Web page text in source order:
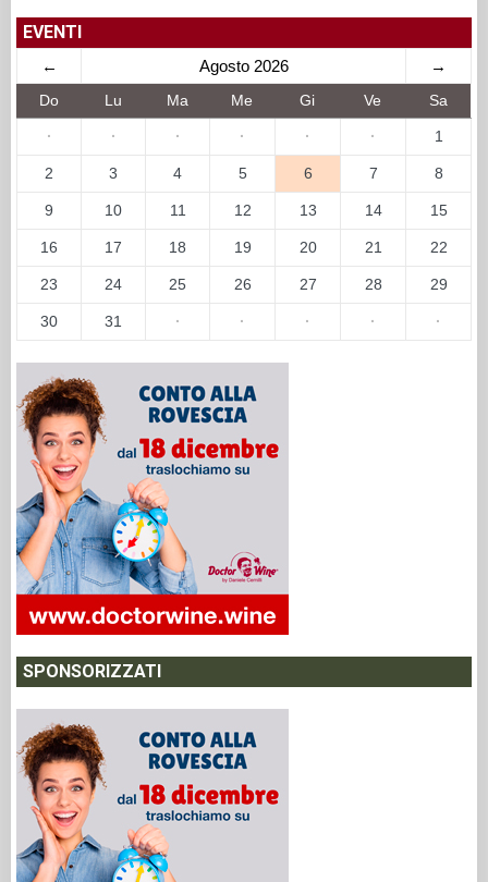
EVENTI
← Agosto 2026 →
Do Lu Ma Me Gi Ve Sa
· · · · · · 1
2 3 4 5 6 7 8
9 10 11 12 13 14 15
16 17 18 19 20 21 22
23 24 25 26 27 28 29
30 31 · · · · ·
SPONSORIZZATI